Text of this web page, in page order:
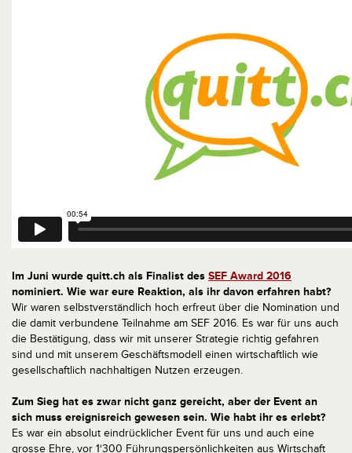
Im Juni wurde quitt.ch als Finalist des SEF Award 2016
nominiert. Wie war eure Reaktion, als ihr davon erfahren habt?
Wir waren selbstverständlich hoch erfreut über die Nomination und
die damit verbundene Teilnahme am SEF 2016. Es war für uns auch
die Bestätigung, dass wir mit unserer Strategie richtig gefahren
sind und mit unserem Geschäftsmodell einen wirtschaftlich wie
gesellschaftlich nachhaltigen Nutzen erzeugen.
Zum Sieg hat es zwar nicht ganz gereicht, aber der Event an
sich muss ereignisreich gewesen sein. Wie habt ihr es erlebt?
Es war ein absolut eindrücklicher Event für uns und auch eine
grosse Ehre, vor 1‘300 Führungspersönlichkeiten aus Wirtschaft